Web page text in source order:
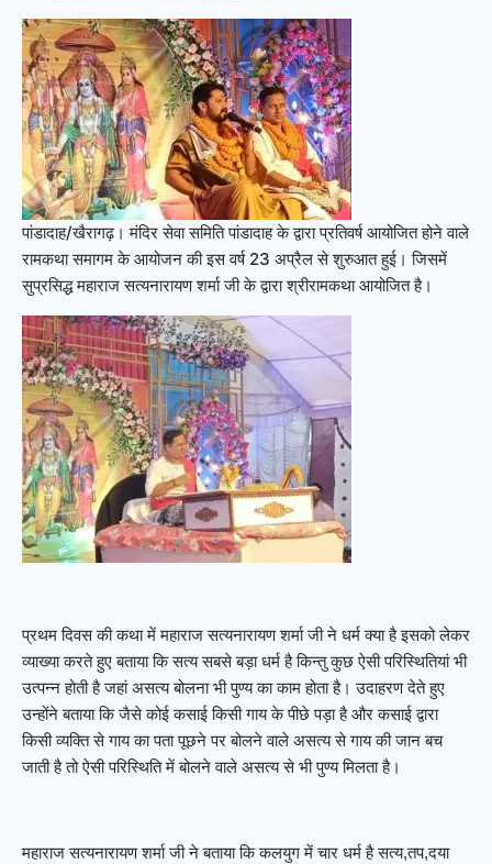
पांडादाह/खैरागढ़। मंदिर सेवा समिति पांडादाह के द्वारा प्रतिवर्ष आयोजित होने वाले
रामकथा समागम के आयोजन की इस वर्ष 23 अप्रैल से शुरुआत हुई। जिसमें
सुप्रसिद्ध महाराज सत्यनारायण शर्मा जी के द्वारा श्रीरामकथा आयोजित है।
प्रथम दिवस की कथा में महाराज सत्यनारायण शर्मा जी ने धर्म क्या है इसको लेकर
व्याख्या करते हुए बताया कि सत्य सबसे बड़ा धर्म है किन्तु कुछ ऐसी परिस्थितियां भी
उत्पन्न होती है जहां असत्य बोलना भी पुण्य का काम होता है। उदाहरण देते हुए
उन्होंने बताया कि जैसे कोई कसाई किसी गाय के पीछे पड़ा है और कसाई द्वारा
किसी व्यक्ति से गाय का पता पूछने पर बोलने वाले असत्य से गाय की जान बच
जाती है तो ऐसी परिस्थिति में बोलने वाले असत्य से भी पुण्य मिलता है।
महाराज सत्यनारायण शर्मा जी ने बताया कि कलयुग में चार धर्म है सत्य,तप,दया